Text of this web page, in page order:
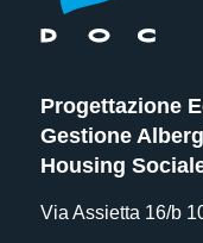
Progettazione
Gestione
Housing
Via Assietta 16/b